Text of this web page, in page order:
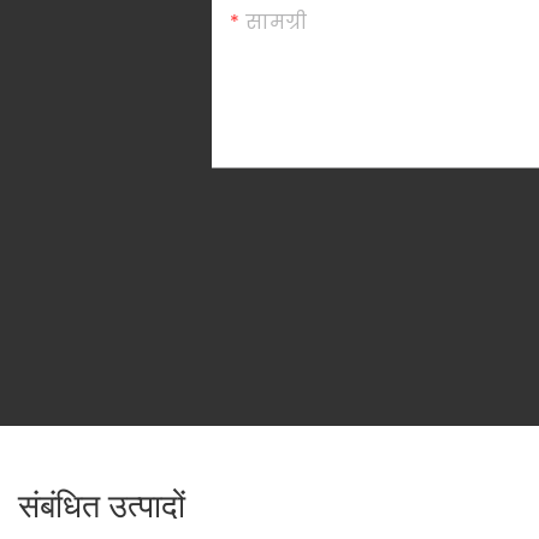
सामग्री
संबंधित उत्पादों